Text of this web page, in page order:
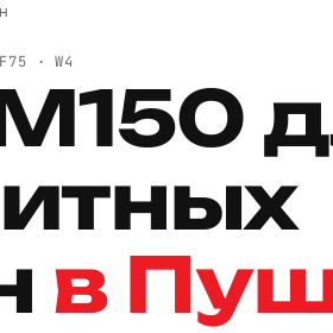
· W4
в